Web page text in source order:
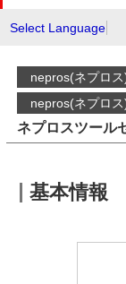
Select Language
nepros(ネプロス
nepros(ネプロス
ネプロスツール
基本情報